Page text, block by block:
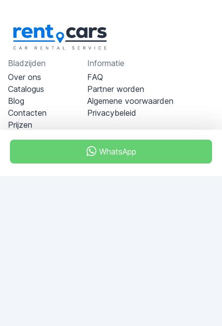
WhatsApp
Bladzijden
Over ons
Catalogus
Blog
Contacten
Prijzen
Informatie
FAQ
Partner worden
Algemene voorwaarden
Privacybeleid
ALBAHAR building